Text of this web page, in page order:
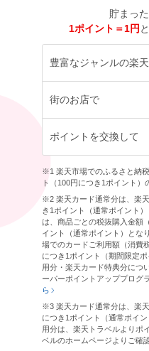
貯まっ
1ポイント＝1円
豊富なジャンルの楽
街のお店で
ポイントを交換して
※1 楽天市場でのふるさと納
ト（100円につき1ポイント）
※2 楽天カード通常分は、楽
き1ポイント（通常ポイント
は、商品ごとの税抜購入金額
イント（通常ポイント）とな
場でのカードご利用額（消費
につき1ポイント（期間限定
用分・楽天カード特典分につ
ーパーポイントアッププログ
ら
※3 楽天カード通常分は、楽
につき1ポイント（通常ポイ
用分は、楽天トラベルよりポ
ベルのホームページよりご確